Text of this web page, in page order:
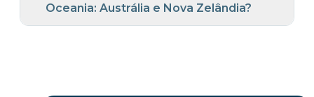
Oceania: Austrália e Nova Zelândia?